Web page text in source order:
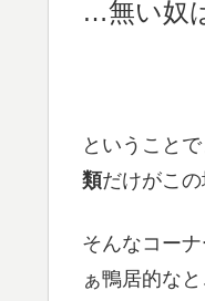
…無い奴
ということで
類だけがこ
そんなコー
ぁ鴨居的な